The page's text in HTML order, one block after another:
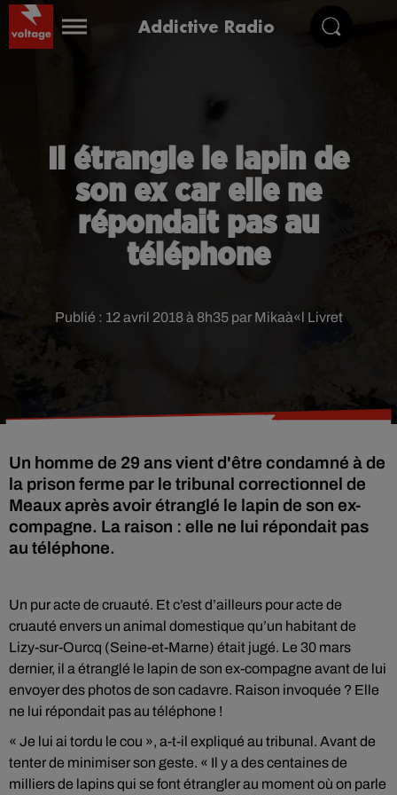
Addictive Radio
Il étrangle le lapin de
son ex car elle ne
répondait pas au
téléphone
Publié : 12 avril 2018 à 8h35 par Mikaà«l Livret
Un homme de 29 ans vient d'être condamné à de
la prison ferme par le tribunal correctionnel de
Meaux après avoir étranglé le lapin de son ex-
compagne. La raison : elle ne lui répondait pas
au téléphone.
Un pur acte de cruauté. Et c’est d’ailleurs pour acte de
cruauté envers un animal domestique qu’un habitant de
Lizy-sur-Ourcq (Seine-et-Marne) était jugé. Le 30 mars
dernier, il a étranglé le lapin de son ex-compagne avant de lui
envoyer des photos de son cadavre. Raison invoquée ? Elle
ne lui répondait pas au téléphone !
« Je lui ai tordu le cou », a-t-il expliqué au tribunal. Avant de
tenter de minimiser son geste. « Il y a des centaines de
milliers de lapins qui se font étrangler au moment où on parle